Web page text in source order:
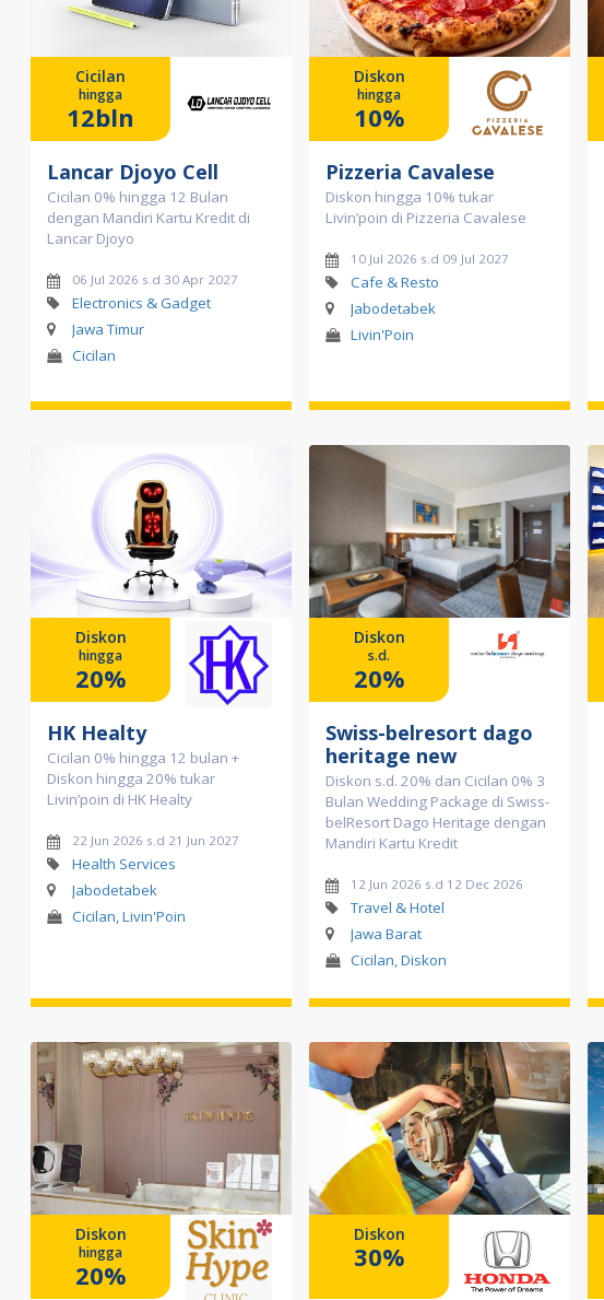
Cicilan
hingga
12bln
Lancar Djoyo Cell
Cicilan 0% hingga 12 Bulan
dengan Mandiri Kartu Kredit di
Lancar Djoyo
06 Jul 2026 s.d 30 Apr 2027
Electronics & Gadget
Jawa Timur
Cicilan
Diskon
hingga
10%
Pizzeria Cavalese
Diskon hingga 10% tukar
Livin’poin di Pizzeria Cavalese
10 Jul 2026 s.d 09 Jul 2027
Cafe & Resto
Jabodetabek
Livin'Poin
Diskon
hingga
20%
HK Healty
Cicilan 0% hingga 12 bulan +
Diskon hingga 20% tukar
Livin’poin di HK Healty
22 Jun 2026 s.d 21 Jun 2027
Health Services
Jabodetabek
Cicilan, Livin'Poin
Diskon
s.d.
20%
Swiss-belresort dago
heritage new
Diskon s.d. 20% dan Cicilan 0% 3
Bulan Wedding Package di Swiss-
belResort Dago Heritage dengan
Mandiri Kartu Kredit
12 Jun 2026 s.d 12 Dec 2026
Travel & Hotel
Jawa Barat
Cicilan, Diskon
Diskon
hingga
20%
Diskon
30%